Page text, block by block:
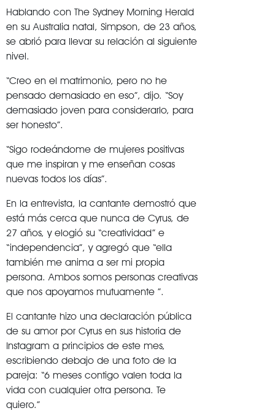
Hablando con The Sydney Morning Herald
en su Australia natal, Simpson, de 23 años,
se abrió para llevar su relación al siguiente
nivel.
“Creo en el matrimonio, pero no he
pensado demasiado en eso”, dijo. “Soy
demasiado joven para considerarlo, para
ser honesto”.
“Sigo rodeándome de mujeres positivas
que me inspiran y me enseñan cosas
nuevas todos los días”.
En la entrevista, la cantante demostró que
está más cerca que nunca de Cyrus, de
27 años, y elogió su “creatividad” e
“independencia”, y agregó que “ella
también me anima a ser mi propia
persona. Ambos somos personas creativas
que nos apoyamos mutuamente ”.
El cantante hizo una declaración pública
de su amor por Cyrus en sus historia de
Instagram a principios de este mes,
escribiendo debajo de una foto de la
pareja: “6 meses contigo valen toda la
vida con cualquier otra persona. Te
quiero.”